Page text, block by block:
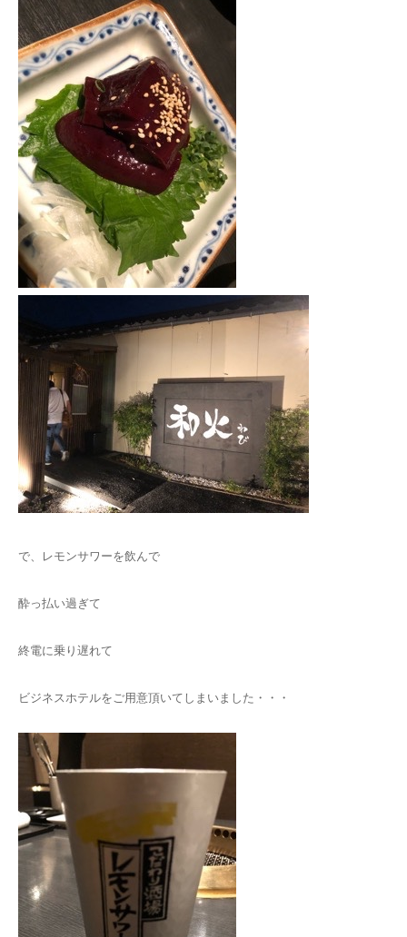
で、レモンサワーを飲んで
酔っ払い過ぎて
終電に乗り遅れて
ビジネスホテルをご用意頂いてしまいました・・・